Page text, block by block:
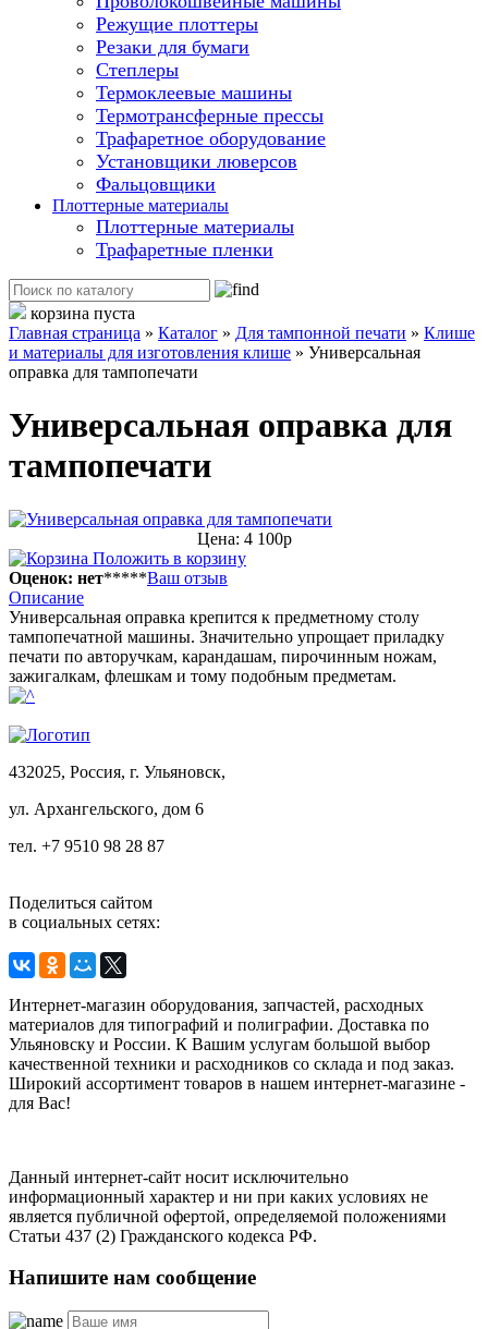
Режущие плоттеры
Резаки для бумаги
Степлеры
Термоклеевые машины
Термотрансферные прессы
Трафаретное оборудование
Установщики люверсов
Фальцовщики
Плоттерные материалы
Плоттерные материалы
Трафаретные пленки
корзина пуста
Главная страница » Каталог » Для тампонной печати » Клише
и материалы для изготовления клише » Универсальная
оправка для тампопечати
Универсальная оправка для
тампопечати
Цена: 4 100р
Положить в корзину
Оценок: нет*****Ваш отзыв
Описание
Универсальная оправка крепится к предметному столу
тампопечатной машины. Значительно упрощает приладку
печати по авторучкам, карандашам, пирочинным ножам,
зажигалкам, флешкам и тому подобным предметам.
432025, Россия, г. Ульяновск,
ул. Архангельского, дом 6
тел. +7 9510 98 28 87
Поделиться сайтом
в социальных сетях:
Интернет-магазин оборудования, запчастей, расходных
материалов для типографий и полиграфии. Доставка по
Ульяновску и России. К Вашим услугам большой выбор
качественной техники и расходников со склада и под заказ.
Широкий ассортимент товаров в нашем интернет-магазине -
для Вас!
Данный интернет-сайт носит исключительно
информационный характер и ни при каких условиях не
является публичной офертой, определяемой положениями
Статьи 437 (2) Гражданского кодекса РФ.
Напишите нам сообщение